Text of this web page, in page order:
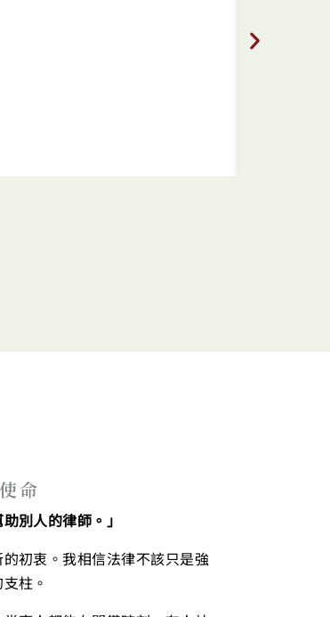
命
別人的律師。」
初衷。我相信法律不該只是強
柱。